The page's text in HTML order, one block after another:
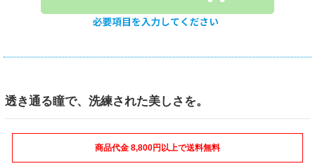
透き通る瞳で、洗練された美しさを。
商品代金 8,800円以上で送料無料